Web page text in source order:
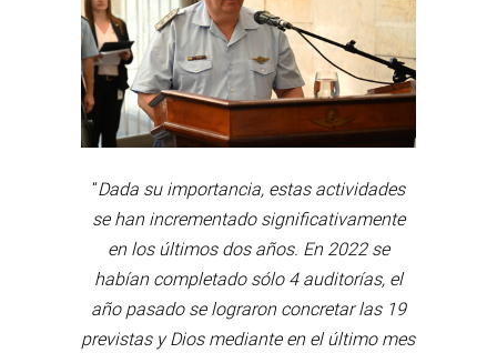
“Dada su importancia, estas actividades
se han incrementado significativamente
en los últimos dos años. En 2022 se
habían completado sólo 4 auditorías, el
año pasado se lograron concretar las 19
previstas y Dios mediante en el último mes